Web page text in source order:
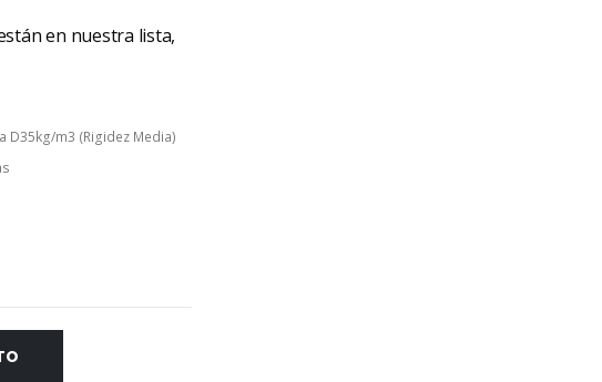
desde
25,50€
en nuestra lista,
D35kg/m3 (Rigidez Media)